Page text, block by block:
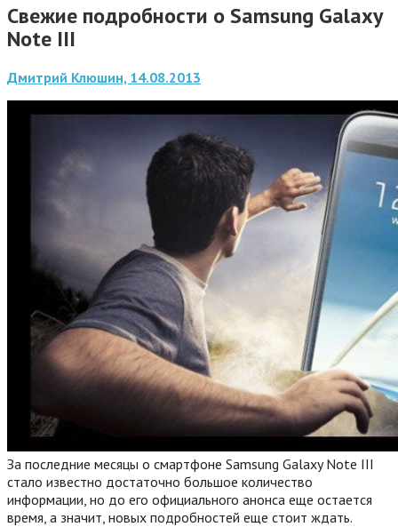
Свежие подробности о Samsung Galaxy
Note III
Дмитрий Клюшин, 14.08.2013
За последние месяцы о смартфоне Samsung Galaxy Note III
стало известно достаточно большое количество
информации, но до его официального анонса еще остается
время, а значит, новых подробностей еще стоит ждать.